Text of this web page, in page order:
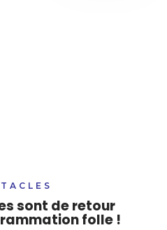
sont de retour
folle !